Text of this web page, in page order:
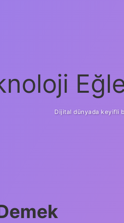
Dijital dünyada keyifli